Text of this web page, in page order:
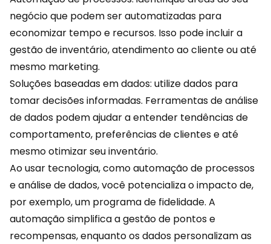
negócio que podem ser automatizadas para
economizar tempo e recursos. Isso pode incluir a
gestão de inventário, atendimento ao cliente ou até
mesmo marketing.
Soluções baseadas em dados: utilize dados para
tomar decisões informadas. Ferramentas de análise
dedados podem ajudar a entender tendências de
comportamento, preferências de clientes e até
mesmo otimizar seu inventário.
Ao usar tecnologia, como automação de processos
e análise de dados, você potencializa o impacto de,
por exemplo, um programa de fidelidade. A
automação simplifica a gestão de pontos e
recompensas, enquanto os dados personalizam as